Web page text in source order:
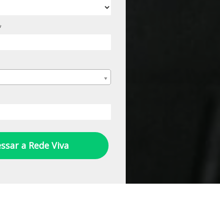
a Rede Viva